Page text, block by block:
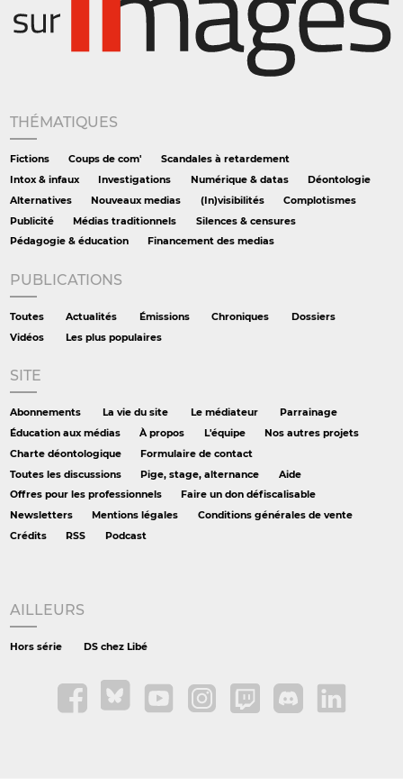
THÉMATIQUES
Fictions Coups de com'
Scandales à retardement
Intox & infaux
Investigations Numérique & datas
Déontologie
Alternatives
Nouveaux medias (In)visibilités
Complotismes
Publicité
Médias traditionnels
Silences & censures
Pédagogie & éducation
Financement des medias
PUBLICATIONS
Toutes Actualités Émissions Chroniques
Dossiers
Vidéos
Les plus populaires
SITE
Abonnements La vie du site Le médiateur
Parrainage
Éducation aux médias
À propos L'équipe
Nos autres projets
Charte déontologique
Formulaire de contact
Toutes les discussions
Pige, stage, alternance
Aide
Offres pour les professionnels
Faire un don défiscalisable
Newsletters
Mentions légales
Conditions générales de vente
Crédits
RSS Podcast
AILLEURS
Hors série DS chez Libé